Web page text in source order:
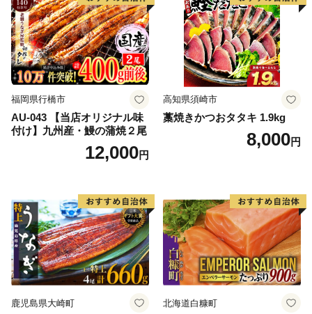
福岡県行橋市
AU-043 【当店オリジナル味
付け】九州産・鰻の蒲焼２尾
12,000円
高知県須崎市
藁焼きかつおタタキ 1.9kg
8,000円
鹿児島県大崎町 北海道白糠町